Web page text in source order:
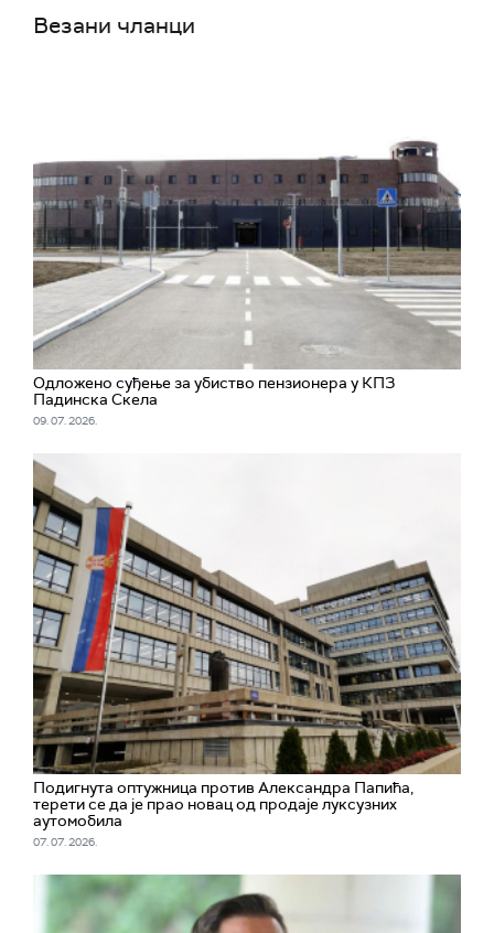
Везани чланци
Одложено суђење за убиство пензионера у КПЗ
Падинска Скела
09. 07. 2026.
Подигнута оптужница против Александра Папића,
терети се да је прао новац од продаје луксузних
аутомобила
07. 07. 2026.